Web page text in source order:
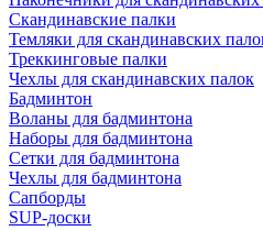
Скандинавские палки
Темляки для скандинавских
Треккинговые палки
Чехлы для скандинавских палок
Бадминтон
Воланы для бадминтона
Наборы для бадминтона
Сетки для бадминтона
Чехлы для бадминтона
Сапборды
SUP-доски